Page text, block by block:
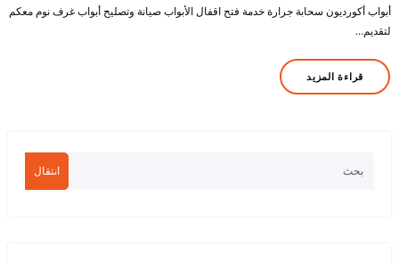
أبواب أكورديون سحابة جرارة خدمة فتح اقفال الأبواب صيانة وتصليح أبواب غرف نوم معكم
لتقديم…
قراءة المزيد
انتقال